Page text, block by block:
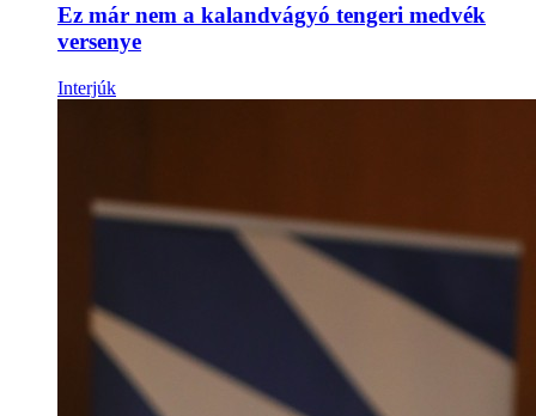
Ez már nem a kalandvágyó tengeri medvék
versenye
Interjúk